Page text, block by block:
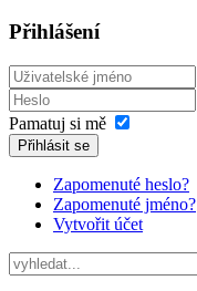
Přihlášení
Pamatuj si mě
Přihlásit se
Zapomenuté heslo?
Zapomenuté jméno?
Vytvořit účet